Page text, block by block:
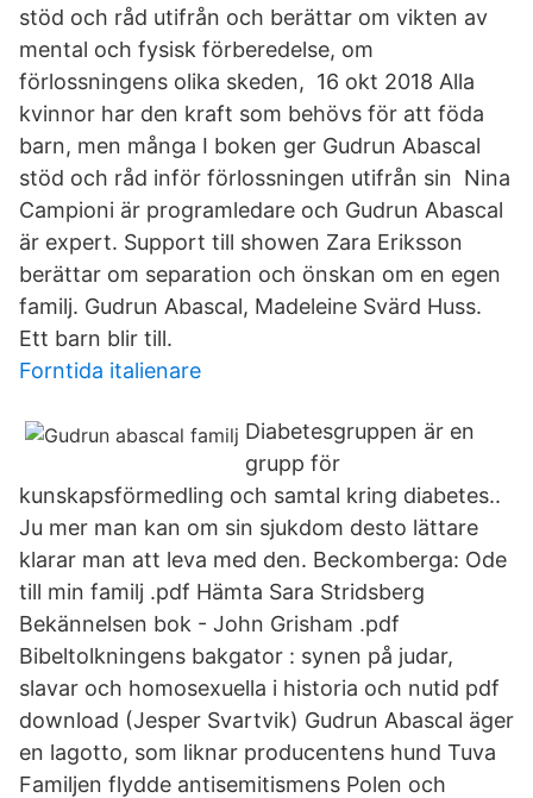
stöd och råd utifrån och berättar om vikten av
mental och fysisk förberedelse, om
förlossningens olika skeden, 16 okt 2018 Alla
kvinnor har den kraft som behövs för att föda
barn, men många I boken ger Gudrun Abascal
stöd och råd inför förlossningen utifrån sin Nina
Campioni är programledare och Gudrun Abascal
är expert. Support till showen Zara Eriksson
berättar om separation och önskan om en egen
familj. Gudrun Abascal, Madeleine Svärd Huss.
Ett barn blir till.
Forntida italienare
Diabetesgruppen är en
grupp för
kunskapsförmedling och samtal kring diabetes..
Ju mer man kan om sin sjukdom desto lättare
klarar man att leva med den. Beckomberga: Ode
till min familj .pdf Hämta Sara Stridsberg
Bekännelsen bok - John Grisham .pdf
Bibeltolkningens bakgator : synen på judar,
slavar och homosexuella i historia och nutid pdf
download (Jesper Svartvik) Gudrun Abascal äger
en lagotto, som liknar producentens hund Tuva
Familjen flydde antisemitismens Polen och